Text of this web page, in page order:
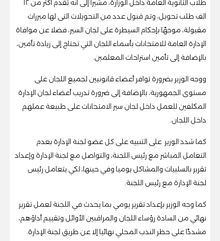
طلاب الثانوية العامة داخل الوزارة، مشيرا إلى أنه تقدم أكثر من ١٢
الف طلب تحويل، وتم قبول عدد من التحويلات التى لها مبررات
مقبولة، موجهًا بإحكام السيطرة على لجان السير، فضلا عن موافاة
الإدارة العامة للامتحانات بأسماء اللجان التي تحتاج إلى زيادة تأمين،
بالإضافة إلى تأمين استراحات المعلمين.
ووجه الوزير بضرورة توافر أعضاء قانونيين لجميع اللجان على
مستوى الجمهورية، بالإضافة إلى ضرورة تدريب أعضاء لجان الإدارة
المكلفين للعمل داخل لجان سير الامتحانات على طبيعة عملهم
داخل اللجان.
كما شدد الوزير على التنبيه على كل عضو لجنة الإدارة بعدم
التعامل المباشر مع رئيس اللجنة، والتواصل مع لجنة الإدارة وإعداد
تقرير بالسلبيات والمشاكل يوميا وفي حينها، لكي يتعامل رئيس
لجنة الإدارة مع رئيس اللجنة.
كما وجه الوزير بإعداد تقرير يومي بما يحدث في اللجنة لعمل تقرير
نهائي من السادة رؤساء اللجان والمراقبين الأوائل وتقييم أداؤهم،
مشددًا على حظر الندب المحلي نهائيا إلا عن طريق لجنة الإدارة.